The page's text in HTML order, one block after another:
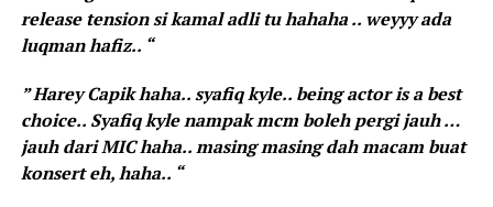
release tension si kamal adli tu hahaha .. weyyy ada
luqman hafiz.. “
” Harey Capik haha.. syafiq kyle.. being actor is a best
choice.. Syafiq kyle nampak mcm boleh pergi jauh …
jauh dari MIC haha.. masing masing dah macam buat
konsert eh, haha.. “